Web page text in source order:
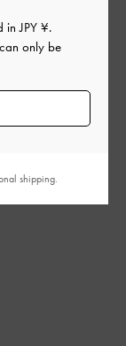
2024-08-02
inJPY ¥.
can only be
shipping.